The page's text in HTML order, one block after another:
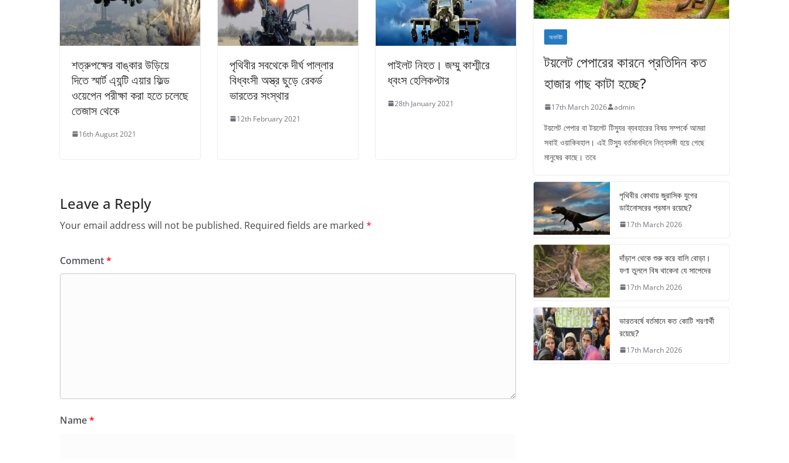
শত্রুপক্ষের বাঙ্কার উড়িয়ে
দিতে স্মার্ট এ্যন্টি এয়ার ফিল্ড
ওয়েপেন পরীক্ষা করা হতে চলেছে
তেজাস থেকে
16th August 2021
পৃথিবীর সবথেকে দীর্ঘ পাল্লার
বিধ্বংসী অস্ত্র ছুড়ে রেকর্ড
ভারতের সংস্থার
12th February 2021
পাইলট নিহত। জম্মু কাশ্মীরে
ধ্বংস হেলিকপ্টার
28th January 2021
Leave a Reply
Your email address will not be published. Required fields are marked *
Comment*
Name*
অফবিট
টয়লেট পেপারের কারনে প্রতিদিন কত
হাজার গাছ কাটা হচ্ছে?
17th March 2026 admin
টয়লেট পেপার বা টয়লেট টিস্যুর ব্যবহারের বিষয় সম্পর্কে আমরা
সবাই ওয়াকিবহাল। এই টিস্যু বর্তমানদিনে নিত্যসঙ্গী হয়ে গেছে
মানুষের কাছে। তবে
পৃথিবীর কোথায় জুরাসিক যুগের
ডাইনোসরের প্রমান রয়েছে?
17th March 2026
দাঁড়াশ থেকে শুরু করে বালি বোড়া।
ফণা তুললে বিষ থাকেনা যে সাপেদের
17th March 2026
ভারতবর্ষে বর্তমানে কত কোটি শরণার্থী
রয়েছে?
17th March 2026